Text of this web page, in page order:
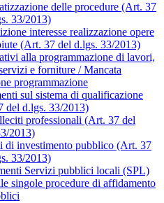
delle procedure (Art. 37
33/2013)
interesse realizzazione opere
(Art. 37 del d.lgs. 33/2013)
alla programmazione di lavori,
e forniture / Mancata
programmazione
sul sistema di qualificazione
del d.lgs. 33/2013)
professionali (Art. 37 del
2013)
di investimento pubblico (Art. 37
33/2013)
Servizi pubblici locali (SPL)
singole procedure di affidamento